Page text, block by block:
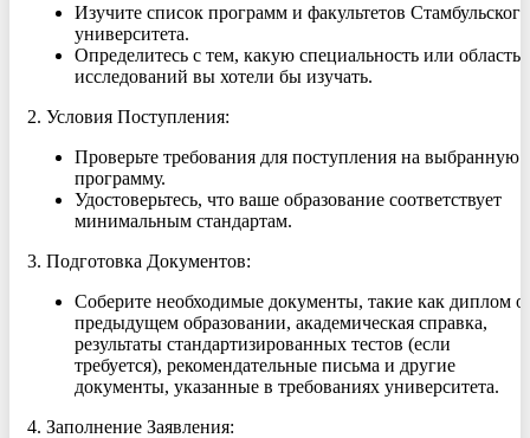
Изучите список программ и факультетов Стамбульского
университета.
Определитесь с тем, какую специальность или область
исследований вы хотели бы изучать.
2. Условия Поступления:
Проверьте требования для поступления на выбранную
программу.
Удостоверьтесь, что ваше образование соответствует
минимальным стандартам.
3. Подготовка Документов:
Соберите необходимые документы, такие как диплом о
предыдущем образовании, академическая справка,
результаты стандартизированных тестов (если
требуется), рекомендательные письма и другие
документы, указанные в требованиях университета.
4. Заполнение Заявления: